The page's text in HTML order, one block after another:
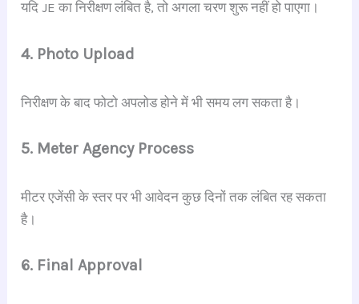
यदि JE का निरीक्षण लंबित है, तो अगला चरण शुरू नहीं हो पाएगा।
4. Photo Upload
निरीक्षण के बाद फोटो अपलोड होने में भी समय लग सकता है।
5. Meter Agency Process
मीटर एजेंसी के स्तर पर भी आवेदन कुछ दिनों तक लंबित रह सकता
है।
6. Final Approval